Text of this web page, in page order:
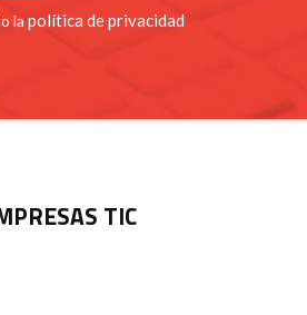
la política de privacidad
TIC